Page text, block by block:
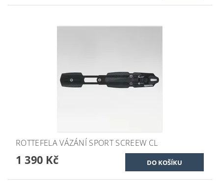
ROTTEFELA VÁZÁNÍ SPORT SCREEW CL
1 390 Kč